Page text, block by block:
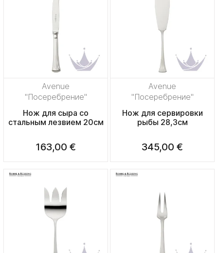
Avenue
"Посеребрение"
Нож для сыра со
стальным лезвием 20см
163,00 €
Avenue
"Посеребрение"
Нож для сервировки
рыбы 28,3см
345,00 €